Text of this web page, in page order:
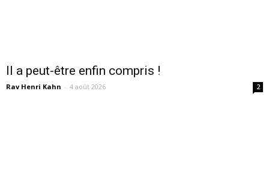
Il a peut-être enfin compris !
Rav Henri Kahn - 4 août 2026 2